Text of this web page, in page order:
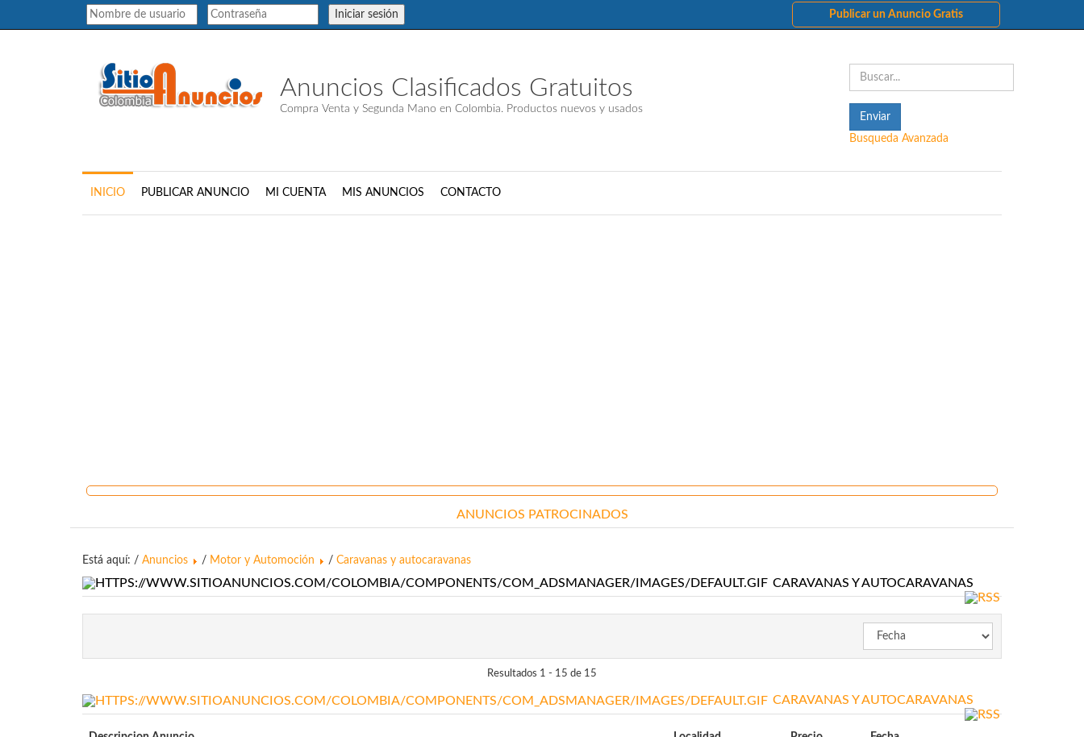
Iniciar sesión Publicar un Anuncio Gratis
Anuncios Clasificados Gratuitos
Compra Venta y Segunda Mano en Colombia. Productos nuevos y usados
Busqueda Avanzada
INICIO PUBLICAR ANUNCIO MI CUENTA MIS ANUNCIOS CONTACTO
ANUNCIOS PATROCINADOS
Está aquí: / Anuncios / Motor y Automoción / Caravanas y autocaravanas
CARAVANAS Y AUTOCARAVANAS
Resultados 1 - 15 de 15
CARAVANAS Y AUTOCARAVANAS